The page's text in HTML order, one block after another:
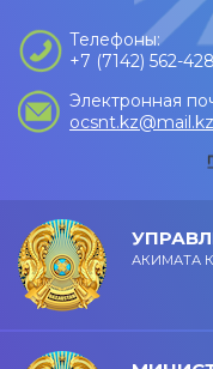
Телефоны:
+7 (7142) 562-428
Электронная
ocsnt.kz@mail.kz
АКИМАТА